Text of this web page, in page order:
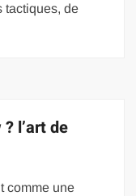
tactiques, de
l’art de
comme une